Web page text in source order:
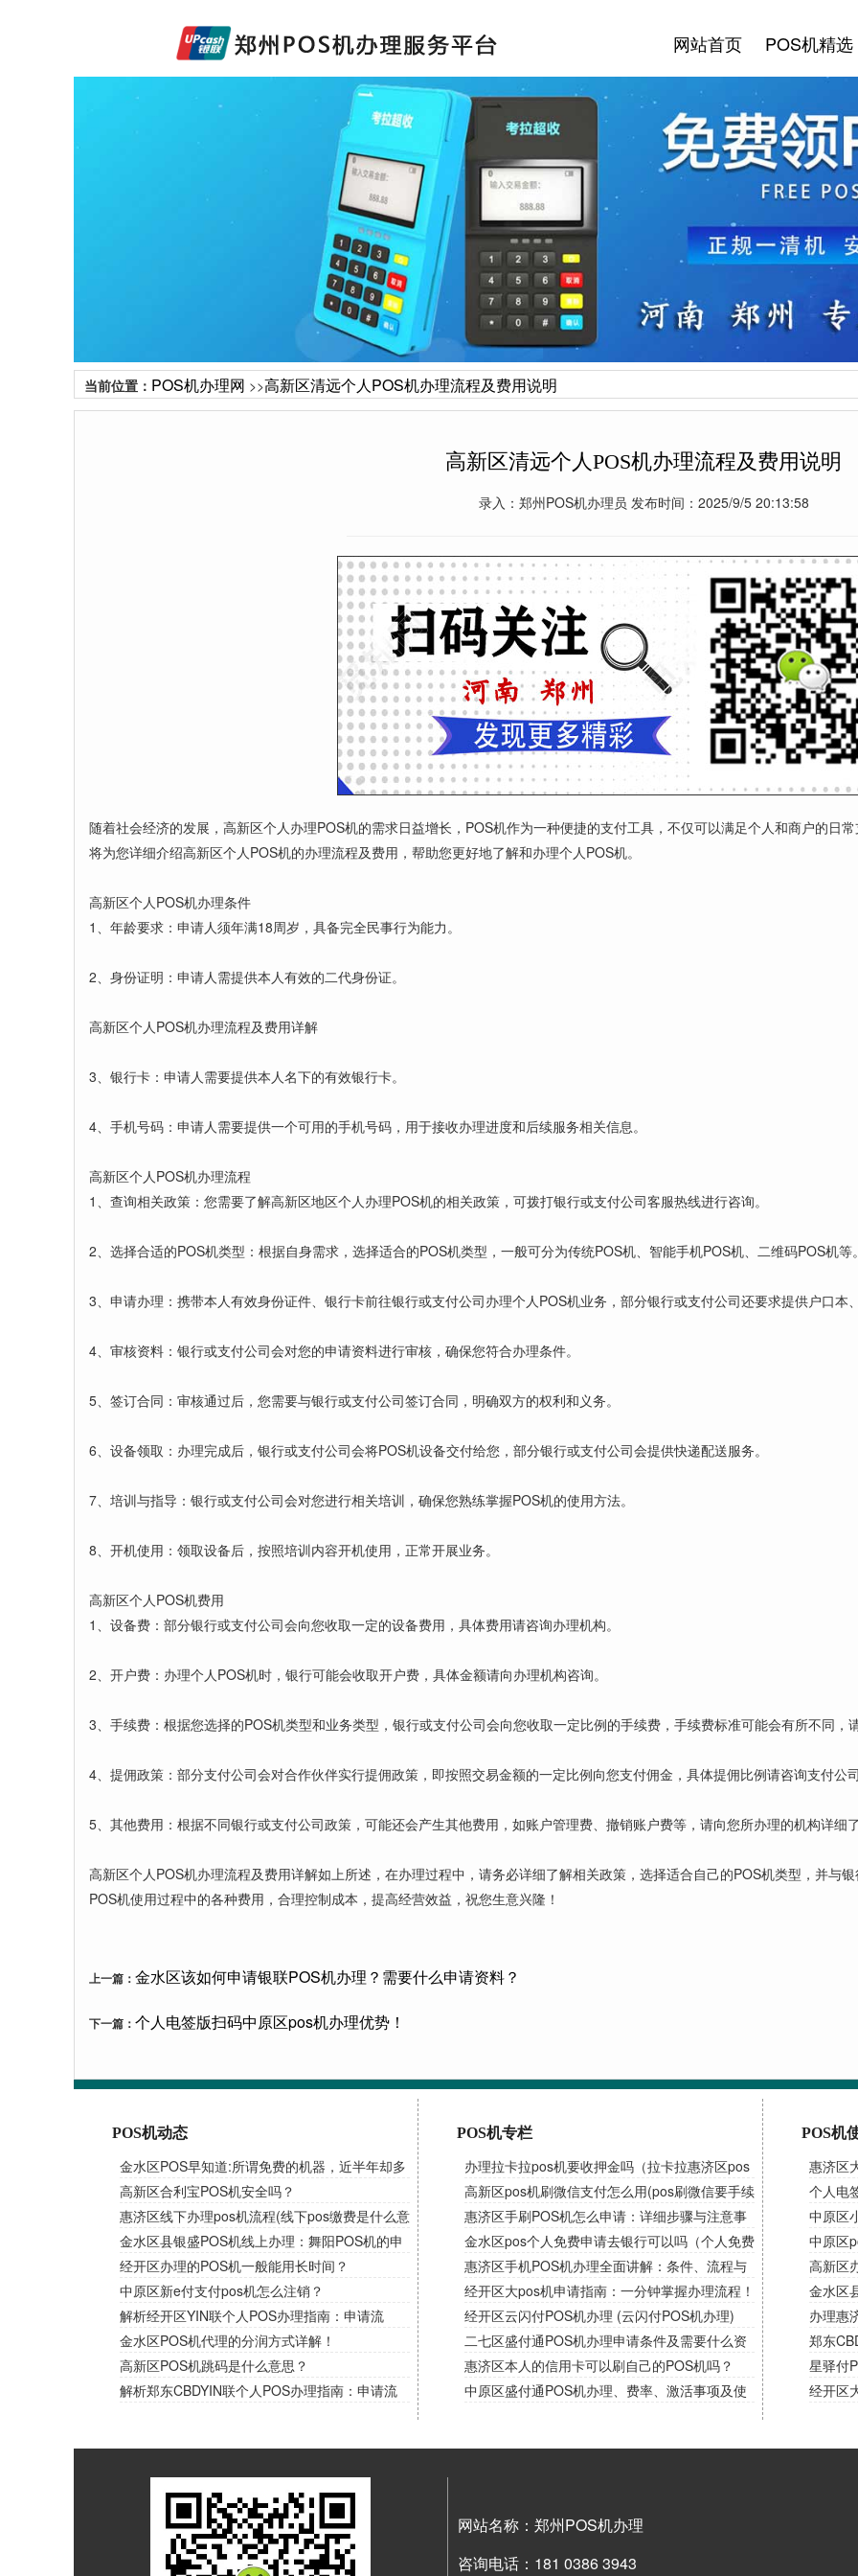
网站首页 POS机精选
当前位置： POS机办理网 >>高新区清远个人POS机办理流程及费用说明
高新区清远个人POS机办理流程及费用说明
录入：郑州POS机办理员 发布时间：2025/9/5 20:13:58
随着社会经济的发展，高新区个人办理POS机的需求日益增长，POS机作为一种便捷的支付工具，不仅可以满足个人和商户的日
将为您详细介绍高新区个人POS机的办理流程及费用，帮助您更好地了解和办理个人POS机。
高新区个人POS机办理条件
1、年龄要求：申请人须年满18周岁，具备完全民事行为能力。
2、身份证明：申请人需提供本人有效的二代身份证。
高新区个人POS机办理流程及费用详解
3、银行卡：申请人需要提供本人名下的有效银行卡。
4、手机号码：申请人需要提供一个可用的手机号码，用于接收办理进度和后续服务相关信息。
高新区个人POS机办理流程
1、查询相关政策：您需要了解高新区地区个人办理POS机的相关政策，可拨打银行或支付公司客服热线进行咨询。
2、选择合适的POS机类型：根据自身需求，选择适合的POS机类型，一般可分为传统POS机、智能手机POS机、二维码POS机等
3、申请办理：携带本人有效身份证件、银行卡前往银行或支付公司办理个人POS机业务，部分银行或支付公司还要求提供户口本
4、审核资料：银行或支付公司会对您的申请资料进行审核，确保您符合办理条件。
5、签订合同：审核通过后，您需要与银行或支付公司签订合同，明确双方的权利和义务。
6、设备领取：办理完成后，银行或支付公司会将POS机设备交付给您，部分银行或支付公司会提供快递配送服务。
7、培训与指导：银行或支付公司会对您进行相关培训，确保您熟练掌握POS机的使用方法。
8、开机使用：领取设备后，按照培训内容开机使用，正常开展业务。
高新区个人POS机费用
1、设备费：部分银行或支付公司会向您收取一定的设备费用，具体费用请咨询办理机构。
2、开户费：办理个人POS机时，银行可能会收取开户费，具体金额请向办理机构咨询。
3、手续费：根据您选择的POS机类型和业务类型，银行或支付公司会向您收取一定比例的手续费，手续费标准可能会有所不同，
4、提佣政策：部分支付公司会对合作伙伴实行提佣政策，即按照交易金额的一定比例向您支付佣金，具体提佣比例请咨询支付公
5、其他费用：根据不同银行或支付公司政策，可能还会产生其他费用，如账户管理费、撤销账户费等，请向您所办理的机构详细
高新区个人POS机办理流程及费用详解如上所述，在办理过程中，请务必详细了解相关政策，选择适合自己的POS机类型，并与
POS机使用过程中的各种费用，合理控制成本，提高经营效益，祝您生意兴隆！
上一篇： 金水区该如何申请银联POS机办理？需要什么申请资料？
下一篇： 个人电签版扫码中原区pos机办理优势！
POS机动态
金水区POS早知道:所谓免费的机器，近半年却多
次扣取流量费！
高新区合利宝POS机安全吗？
惠济区线下办理pos机流程(线下pos缴费是什么意
思)
金水区县银盛POS机线上办理：舞阳POS机的申
请条件和资料讲解！
经开区办理的POS机一般能用长时间？
中原区新e付支付pos机怎么注销？
解析经开区YIN联个人POS办理指南：申请流
程、费率选择与优惠一网打尽
金水区POS机代理的分润方式详解！
高新区POS机跳码是什么意思？
解析郑东CBDYIN联个人POS办理指南：申请流
POS机专栏
办理拉卡拉pos机要收押金吗（拉卡拉惠济区pos
机需要交押金吗）
高新区pos机刷微信支付怎么用(pos刷微信要手续
费吗)
惠济区手刷POS机怎么申请：详细步骤与注意事
项！
金水区pos个人免费申请去银行可以吗（个人免费
申请pos机）
惠济区手机POS机办理全面讲解：条件、流程与
使用！
经开区大pos机申请指南：一分钟掌握办理流程！
经开区云闪付POS机办理 (云闪付POS机办理)
二七区盛付通POS机办理申请条件及需要什么资
料？
惠济区本人的信用卡可以刷自己的POS机吗？
中原区盛付通POS机办理、费率、激活事项及使
POS机
惠济区
卡错误
个人电
中原区
南，解
中原区
高新区
金水区
办理惠
时代！
郑东
星驿付
经开区
网站名称：郑州POS机办理
咨询电话：181 0386 3943